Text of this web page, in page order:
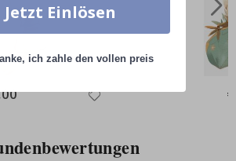
Jetzt Einlösen
ich zahle den vollen preis